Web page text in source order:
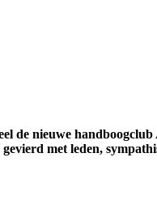
de nieuwe
met leden,